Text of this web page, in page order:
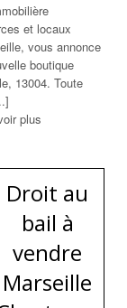
et locaux
vous annonce
boutique
13004. Toute
plus
Droit au
bail à
vendre
Marseille